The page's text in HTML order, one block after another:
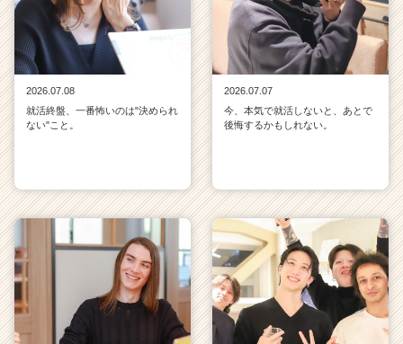
2026.07.08
就活終盤、一番怖いのは"決められ
ない"こと。
2026.07.07
今、本気で就活しないと、あとで
後悔するかもしれない。